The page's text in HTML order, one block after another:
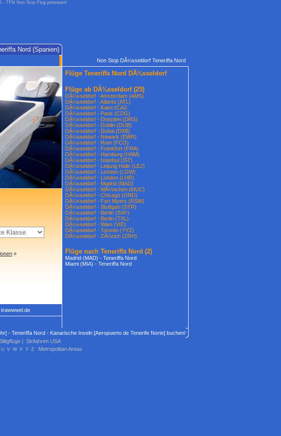
- TFN Non Stop Flug preiswert!
Nord (Spanien)
Non Stop DÃ¼sseldorf Teneriffa Nord
»
Flüge Teneriffa Nord DÃ¼sseldorf
Flüge ab DÃ¼sseldorf(25)
DÃ¼sseldorf - Amsterdam (AMS)
DÃ¼sseldorf - Atlanta (ATL)
DÃ¼sseldorf - Kairo (CAI)
DÃ¼sseldorf - Paris (CDG)
DÃ¼sseldorf - Dresden (DRS)
DÃ¼sseldorf - Dublin (DUB)
DÃ¼sseldorf - Dubai (DXB)
DÃ¼sseldorf - Newark (EWR)
DÃ¼sseldorf - Rom (FCO)
DÃ¼sseldorf - Frankfurt (FRA)
DÃ¼sseldorf - Hamburg (HAM)
DÃ¼sseldorf - Istanbul (IST)
DÃ¼sseldorf - Leipzig Halle (LEJ)
DÃ¼sseldorf - London (LGW)
DÃ¼sseldorf - London (LHR)
DÃ¼sseldorf - Madrid (MAD)
DÃ¼sseldorf - MÃ¼nchen (MUC)
DÃ¼sseldorf - Chicago (ORD)
DÃ¼sseldorf - Fort Myers (RSW)
DÃ¼sseldorf - Stuttgart (STR)
DÃ¼sseldorf - Berlin (SXF)
DÃ¼sseldorf - Berlin (TXL)
DÃ¼sseldorf - Wien (VIE)
DÃ¼sseldorf - Toronto (YYZ)
DÃ¼sseldorf - ZÃ¼rich (ZRH)
Flüge nach Teneriffa Nord (2)
Madrid (MAD) - Teneriffa Nord
Miami (MIA) - Teneriffa Nord
- Teneriffa Nord - Kanarische Inseln [Aeropuerto de Tenerife Norte] buchen!
Billigflüge | Skifahren USA
U V W X Y Z Metropolitan Areas